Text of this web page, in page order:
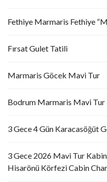
Fethiye Marmaris Fethiye
Fırsat Gulet Tatili
Marmaris Göcek Mavi Tur
Bodrum Marmaris Mavi Tur
3 Gece 4 Gün Karacasöğüt
3 Gece 2026 Mavi Tur
Hisarönü Körfezi Cabin